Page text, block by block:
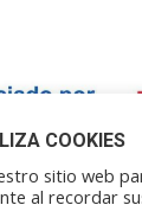
COOKIES
sitio web
al recordar